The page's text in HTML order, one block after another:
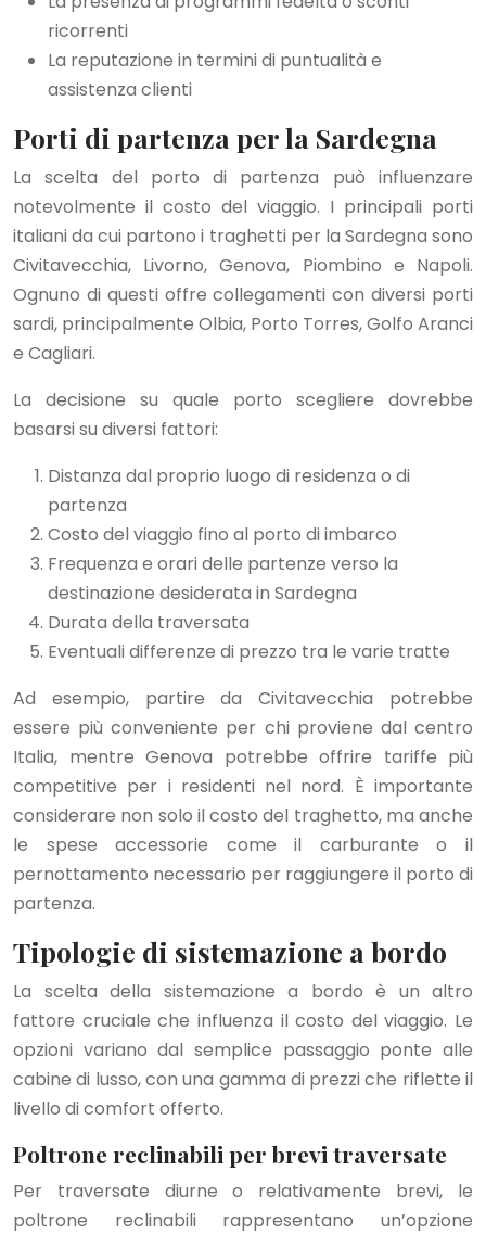
ricorrenti
La reputazione in termini di puntualità e
assistenza clienti
Porti di partenza per la Sardegna
La scelta del porto di partenza può influenzare
notevolmente il costo del viaggio. I principali porti
italiani da cui partono i traghetti per la Sardegna sono
Civitavecchia, Livorno, Genova, Piombino e Napoli.
Ognuno di questi offre collegamenti con diversi porti
sardi, principalmente Olbia, Porto Torres, Golfo Aranci
e Cagliari.
La decisione su quale porto scegliere dovrebbe
basarsi su diversi fattori:
Distanza dal proprio luogo di residenza o di
partenza
Costo del viaggio fino al porto di imbarco
Frequenza e orari delle partenze verso la
destinazione desiderata in Sardegna
Durata della traversata
Eventuali differenze di prezzo tra le varie tratte
Ad esempio, partire da Civitavecchia potrebbe
essere più conveniente per chi proviene dal centro
Italia, mentre Genova potrebbe offrire tariffe più
competitive per i residenti nel nord. È importante
considerare non solo il costo del traghetto, ma anche
le spese accessorie come il carburante o il
pernottamento necessario per raggiungere il porto di
partenza.
Tipologie di sistemazione a bordo
La scelta della sistemazione a bordo è un altro
fattore cruciale che influenza il costo del viaggio. Le
opzioni variano dal semplice passaggio ponte alle
cabine di lusso, con una gamma di prezzi che riflette il
livello di comfort offerto.
Poltrone reclinabili per brevi traversate
Per traversate diurne o relativamente brevi, le
poltrone reclinabili rappresentano un’opzione